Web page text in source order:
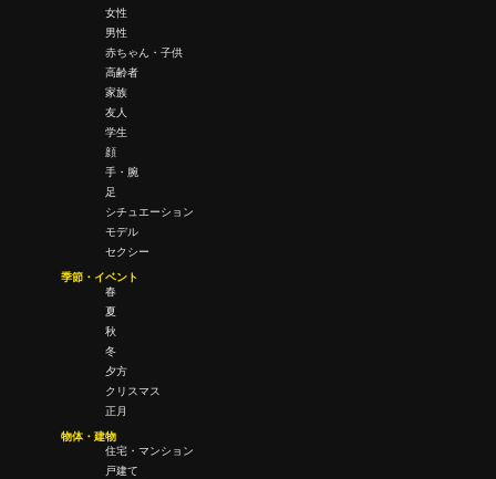
女性
男性
赤ちゃん・子供
高齢者
家族
友人
学生
顔
手・腕
足
シチュエーション
モデル
セクシー
季節・イベント
春
夏
秋
冬
夕方
クリスマス
正月
物体・建物
住宅・マンション
戸建て